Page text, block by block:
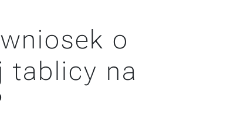
o
tablicy na